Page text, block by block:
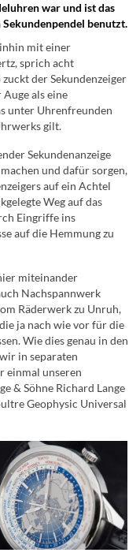
war und ist das
benutzt.
mit einer
sprich acht
der Sekundenzeiger
als eine
unter Uhrenfreunden
gilt.
Sekundenanzeige
und dafür sorgen,
auf ein Achtel
Weg auf das
Eingriffe ins
auf die Hemmung zu
miteinander
Nachspannwerk
Räderwerk zu Unruh,
ja nach wie vor für die
Wie dies genau in den
in separaten
einmal unseren
& Söhne Richard Lange
Geophysic Universal